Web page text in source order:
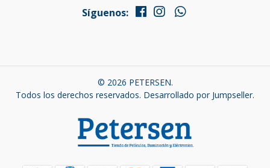
Síguenos:
© 2026 PETERSEN.
Todos los derechos reservados. Desarrollado por Jumpseller.